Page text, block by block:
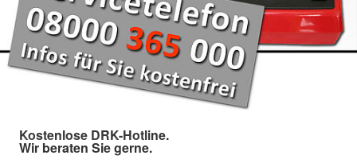
Kostenlose DRK-Hotline.
Wir beraten Sie gerne.